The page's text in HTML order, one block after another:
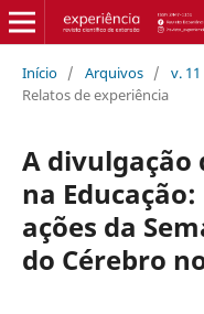
Início / Arquivos / v.
Relatos de experiência
A divulgação
na
ações da
do Cérebro